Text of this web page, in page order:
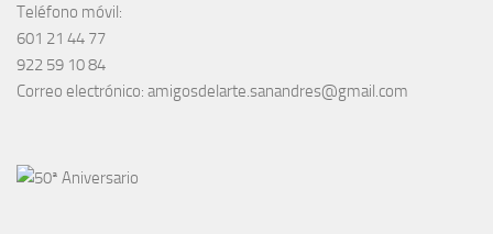
Teléfono móvil:
601 21 44 77
922 59 10 84
Correo electrónico: amigosdelarte.sanandres@gmail.com